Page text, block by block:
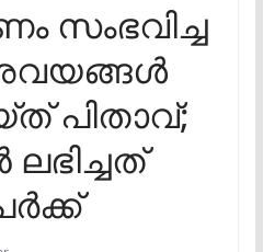
സംഭവിച്ച
പിതാവ്;